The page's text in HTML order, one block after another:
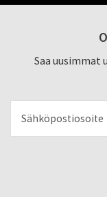
Saa uusimmat